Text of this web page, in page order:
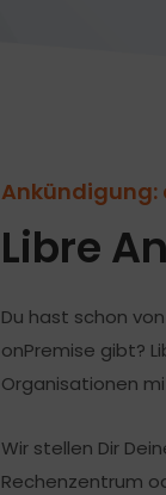
Ankündigung:
Libre
Du hast schon
onPremise gibt?
Organisationen
Wir stellen Dir
Rechenzentrum